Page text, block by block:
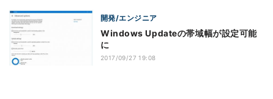
開発/エンジニア
Windows Updateの帯域幅が設定可能
に
2017/09/27 19:08